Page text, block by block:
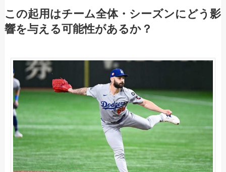
この起用はチーム全体・シーズンにどう影
響を与える可能性があるか？